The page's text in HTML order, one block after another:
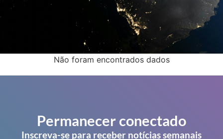
Não foram encontrados dados
Permanecer conectado
Inscreva-se para receber notícias semanais